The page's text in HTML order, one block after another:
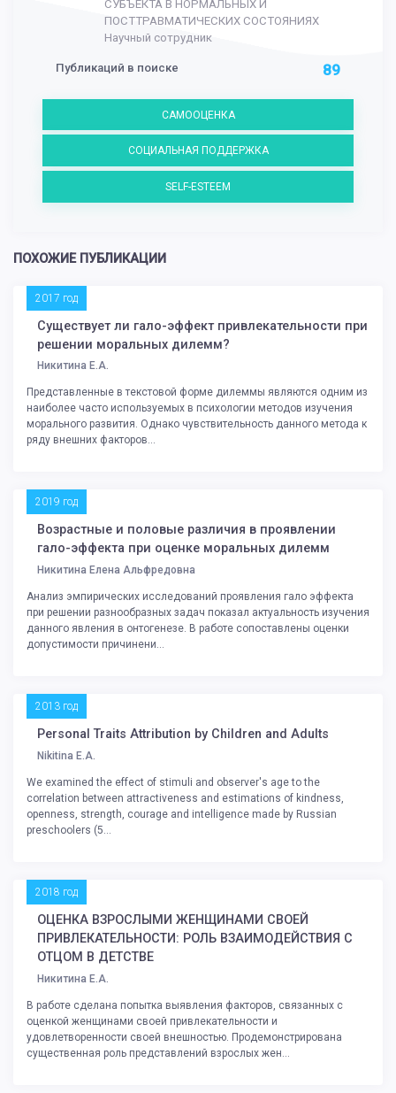
СУБЪЕКТА В НОРМАЛЬНЫХ И
ПОСТТРАВМАТИЧЕСКИХ СОСТОЯНИЯХ
Научный сотрудник
Публикаций в поиске 89
САМООЦЕНКА
СОЦИАЛЬНАЯ ПОДДЕРЖКА
SELF-ESTEEM
ПОХОЖИЕ ПУБЛИКАЦИИ
2017 год
Существует ли гало-эффект привлекательности при
решении моральных дилемм?
Никитина Е.А.
Представленные в текстовой форме дилеммы являются одним из
наиболее часто используемых в психологии методов изучения
морального развития. Однако чувствительность данного метода к
ряду внешних факторов...
2019 год
Возрастные и половые различия в проявлении
гало-эффекта при оценке моральных дилемм
Никитина Елена Альфредовна
Анализ эмпирических исследований проявления гало эффекта
при решении разнообразных задач показал актуальность изучения
данного явления в онтогенезе. В работе сопоставлены оценки
допустимости причинени...
2013 год
Personal Traits Attribution by Children and Adults
Nikitina E.A.
We examined the effect of stimuli and observer's age to the
correlation between attractiveness and estimations of kindness,
openness, strength, courage and intelligence made by Russian
preschoolers (5...
2018 год
ОЦЕНКА ВЗРОСЛЫМИ ЖЕНЩИНАМИ СВОЕЙ
ПРИВЛЕКАТЕЛЬНОСТИ: РОЛЬ ВЗАИМОДЕЙСТВИЯ С
ОТЦОМ В ДЕТСТВЕ
Никитина Е.А.
В работе сделана попытка выявления факторов, связанных с
оценкой женщинами своей привлекательности и
удовлетворенности своей внешностью. Продемонстрирована
существенная роль представлений взрослых жен...